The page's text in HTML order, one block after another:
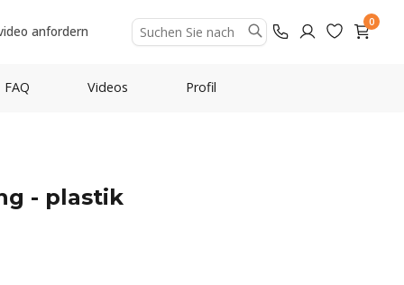
anfordern
0
FAQ Videos Profil
- plastik